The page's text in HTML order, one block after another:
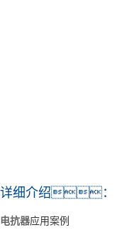
详细介绍：
电抗器应用案例